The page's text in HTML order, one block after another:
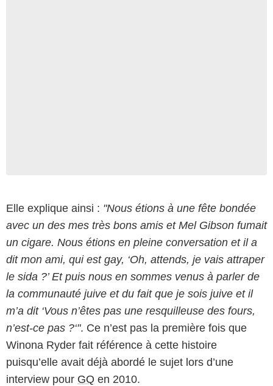
Elle explique ainsi : "Nous étions à une fête bondée
avec un des mes très bons amis et Mel Gibson fumait
un cigare. Nous étions en pleine conversation et il a
dit mon ami, qui est gay, ‘Oh, attends, je vais attraper
le sida ?’ Et puis nous en sommes venus à parler de
la communauté juive et du fait que je sois juive et il
m’a dit ‘Vous n’êtes pas une resquilleuse des fours,
n’est-ce pas ?‘". Ce n’est pas la première fois que
Winona Ryder fait référence à cette histoire
puisqu’elle avait déjà abordé le sujet lors d’une
interview pour GQ en 2010.